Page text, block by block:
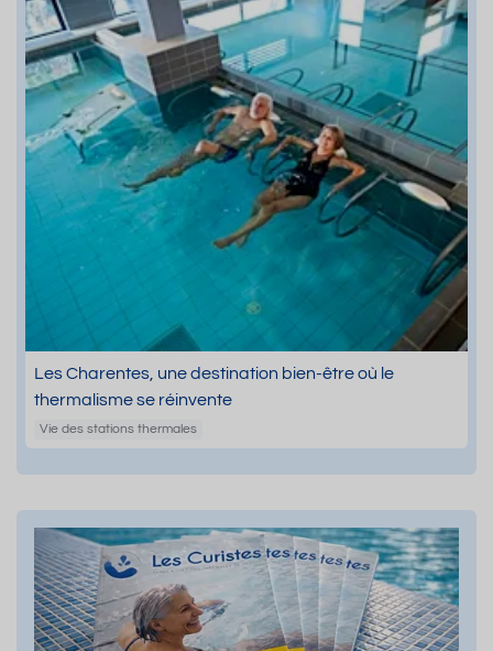
Les Charentes, une destination bien-être où le
thermalisme se réinvente
Vie des stations thermales